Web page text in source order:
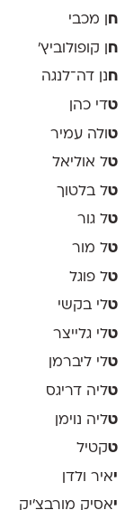
ח ן מכבי
ח
ן קופולוביץ'
חנן דה־לנגה
טדי כהן
טולה עמיר
טל אוליאל
טל בלטוך
טל גור
טל מור
טל פוגל
טלי בקשי
טלי גלייצר
טלי ליברמן
טליה דריגס
טליה נוימן
טקטיל
יאיר ולדן
יאסיק מורבצ'יק